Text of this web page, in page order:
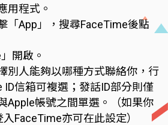
用程式。
「App」，搜尋FaceTime後點
開啟。
別人能夠以哪種方式聯絡你，行
ID信箱可複選；發話ID部分則僅
Apple帳號之間單選。（如果你
FaceTime亦可在此設定）